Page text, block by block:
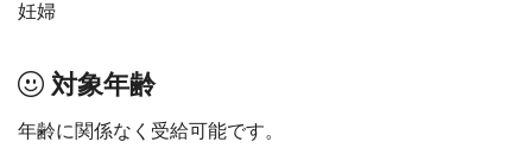
妊婦
対象年齢
年齢に関係なく受給可能です。